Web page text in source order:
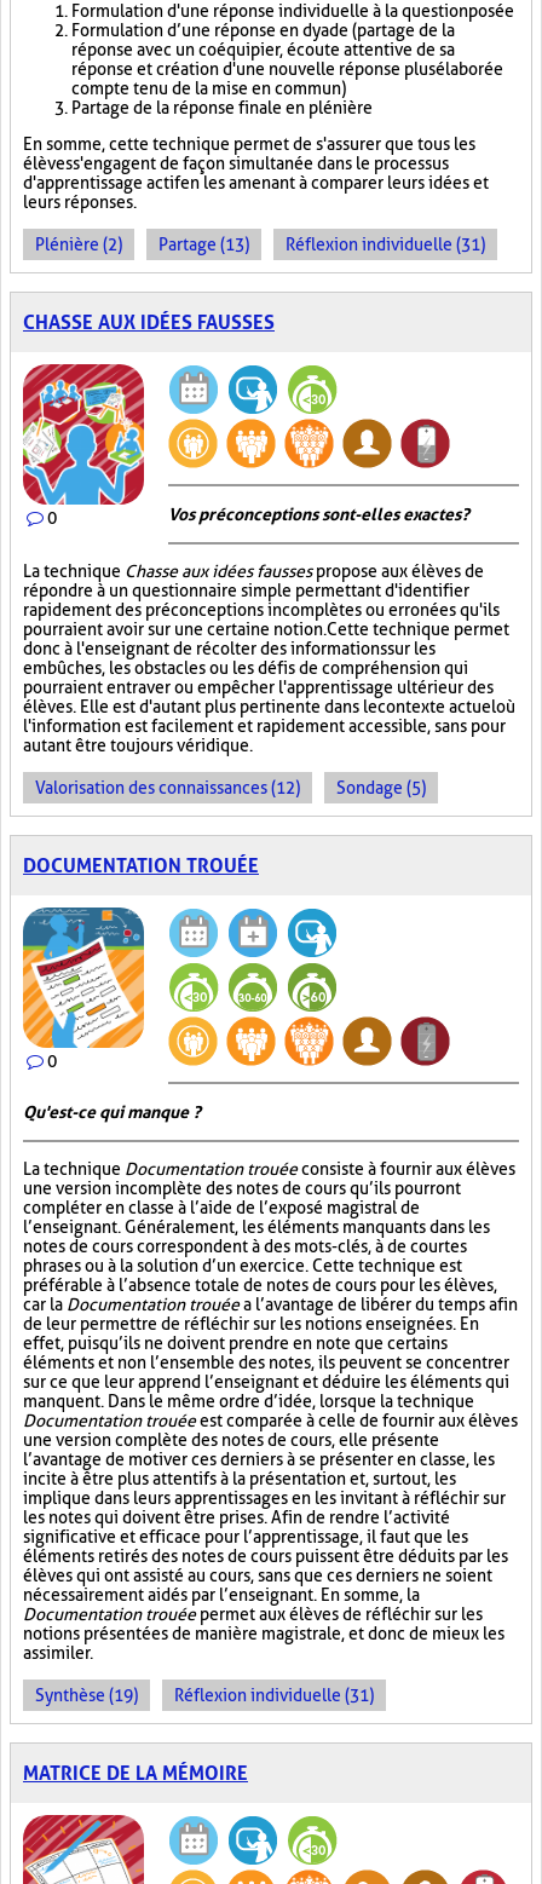
Formulation d'une réponse individuelle à la question posée
Formulation d’une réponse en dyade (partage de la
réponse avec un coéquipier, écoute attentive de sa
réponse et création d'une nouvelle réponse plus élaborée
compte tenu de la mise en commun)
Partage de la réponse finale en plénière
En somme, cette technique permet de s'assurer que tous les
élèves s'engagent de façon simultanée dans le processus
d'apprentissage actif en les amenant à comparer leurs idées et
leurs réponses.
Plénière (2) Partage (13) Réflexion individuelle (31)
CHASSE AUX IDÉES FAUSSES
0 Vos préconceptions sont-elles exactes ?
La technique Chasse aux idées faussespropose aux élèves de
répondre à un questionnaire simple permettant d'identifier
rapidement des préconceptions incomplètes ou erronées qu'ils
pourraient avoir sur une certaine notion. Cette technique permet
donc à l'enseignant de récolter des informations sur les
embûches, les obstacles ou les défis de compréhension qui
pourraient entraver ou empêcher l'apprentissage ultérieur des
élèves. Elle est d'autant plus pertinente dans le contexte actuel où
l'information est facilement et rapidement accessible, sans pour
autant être toujours véridique.
Valorisation des connaissances (12) Sondage (5)
DOCUMENTATION TROUÉE
0
Qu'est-ce qui manque ?
La technique Documentation trouéeconsiste à fournir aux élèves
une version incomplète des notes de cours qu’ils pourront
compléter en classe à l’aide de l’exposé magistral de
l’enseignant. Généralement, les éléments manquants dans les
notes de cours correspondent à des mots-clés, à de courtes
phrases ou à la solution d’un exercice. Cette technique est
préférable à l’absence totale de notes de cours pour les élèves,
car la Documentation trouéea l’avantage de libérer du temps afin
de leur permettre de réfléchir sur les notions enseignées. En
effet, puisqu’ils ne doivent prendre en note que certains
éléments et non l’ensemble des notes, ils peuvent se concentrer
sur ce que leur apprend l’enseignant et déduire les éléments qui
manquent. Dans le même ordre d’idée, lorsque la technique
Documentation trouéeest comparée à celle de fournir aux élèves
une version complète des notes de cours, elle présente
l’avantage de motiver ces derniers à se présenter en classe, les
incite à être plus attentifs à la présentation et, surtout, les
implique dans leurs apprentissages en les invitant à réfléchir sur
les notes qui doivent être prises. Afin de rendre l’activité
significative et efficace pour l’apprentissage, il faut que les
éléments retirés des notes de cours puissent être déduits par les
élèves qui ont assisté au cours, sans que ces derniers ne soient
nécessairement aidés par l’enseignant. En somme, la
Documentation trouéepermet aux élèves de réfléchir sur les
notions présentées de manière magistrale, et donc de mieux les
assimiler.
Synthèse (19) Réflexion individuelle (31)
MATRICE DE LA MÉMOIRE